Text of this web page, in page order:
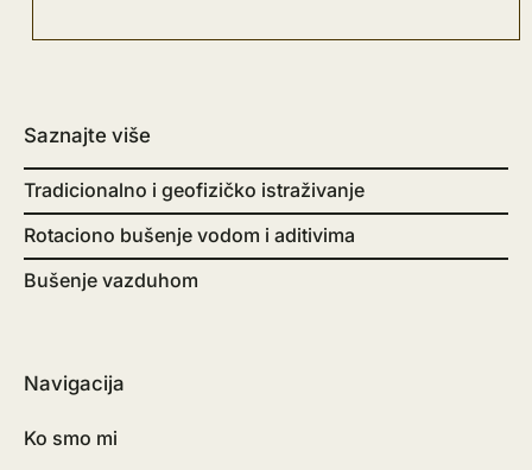
Saznajte više
Tradicionalno i geofizičko istraživanje
Rotaciono bušenje vodom i aditivima
Bušenje vazduhom
Navigacija
Ko smo mi